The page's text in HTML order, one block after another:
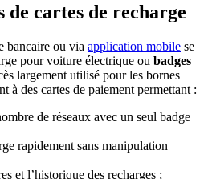
de cartes de recharge
bancaire ou via application mobile se
pour voiture électrique ou badges
largement utilisé pour les bornes
à des cartes de paiement permettant :
de réseaux avec un seul badge
rapidement sans manipulation
et l’historique des recharges ;